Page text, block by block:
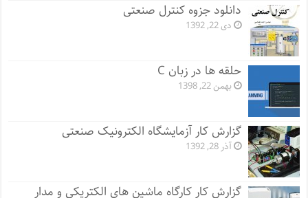
دانلود جزوه کنترل صنعتی
دی 22, 1392
حلقه ها در زبان C
بهمن 22, 1398
گزارش کار آزمایشگاه الکترونیک صنعتی
آذر 28, 1392
گزارش کار کارگاه ماشین های الکتریکی و مدار